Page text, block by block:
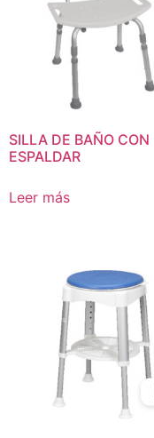
SILLA DE BAÑO CON
ESPALDAR
Leer más